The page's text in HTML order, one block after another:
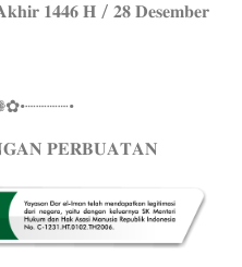
𝟏𝟒𝟒𝟔 𝐇 / 𝟐𝟖 𝐃𝐞𝐬𝐞𝐦𝐛𝐞𝐫
𝐏𝐄𝐑𝐁𝐔𝐀𝐓𝐀𝐍